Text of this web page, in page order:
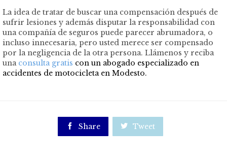
La idea de tratar de buscar una compensación después de
sufrir lesiones y además disputar la responsabilidad con
una compañía de seguros puede parecer abrumadora, o
incluso innecesaria, pero usted merece ser compensado
por la negligencia de la otra persona. Llámenos y reciba
una consulta gratis con un abogado especializado en
accidentes de motocicleta en Modesto.
 Share  Tweet